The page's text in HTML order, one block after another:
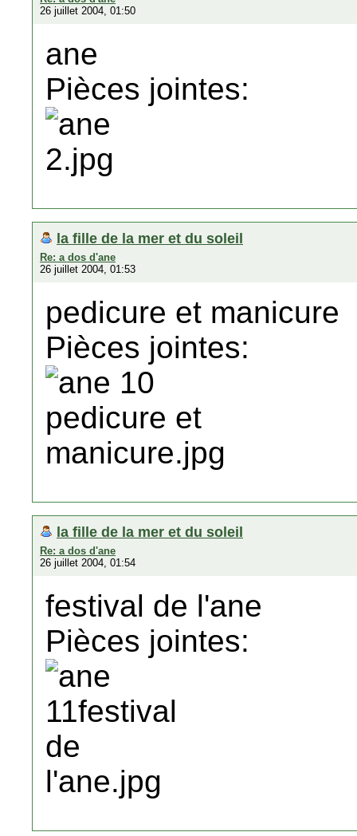
26 juillet 2004, 01:50
ane
Pièces jointes:
la fille de la mer et du soleil
Re: a dos d'ane
26 juillet 2004, 01:53
pedicure et manicure
Pièces jointes:
la fille de la mer et du soleil
Re: a dos d'ane
26 juillet 2004, 01:54
festival de l'ane
Pièces jointes: